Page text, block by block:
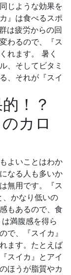
じような効果を
』は食べるスポ
は疲労からの回
わるので、『ス
れます。 暑く
、そしてビタミ
、それが『スイ
！？
カロ
よいことはわか
なる人も多いか
無用です。『ス
かなり低いの
もあるので、食
満腹感を得ら
で、『スイカ』
ます。たとえば
スイカ』とアイ
ほうが脂質やカ